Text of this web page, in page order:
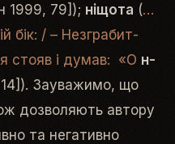
1999, 79]); ніщ­ота (…
бік: / – Н­езгр­абит­
я ст­ояв і д­умав: «О н­
Зауважимо, що
дозволяють автору
та негативно